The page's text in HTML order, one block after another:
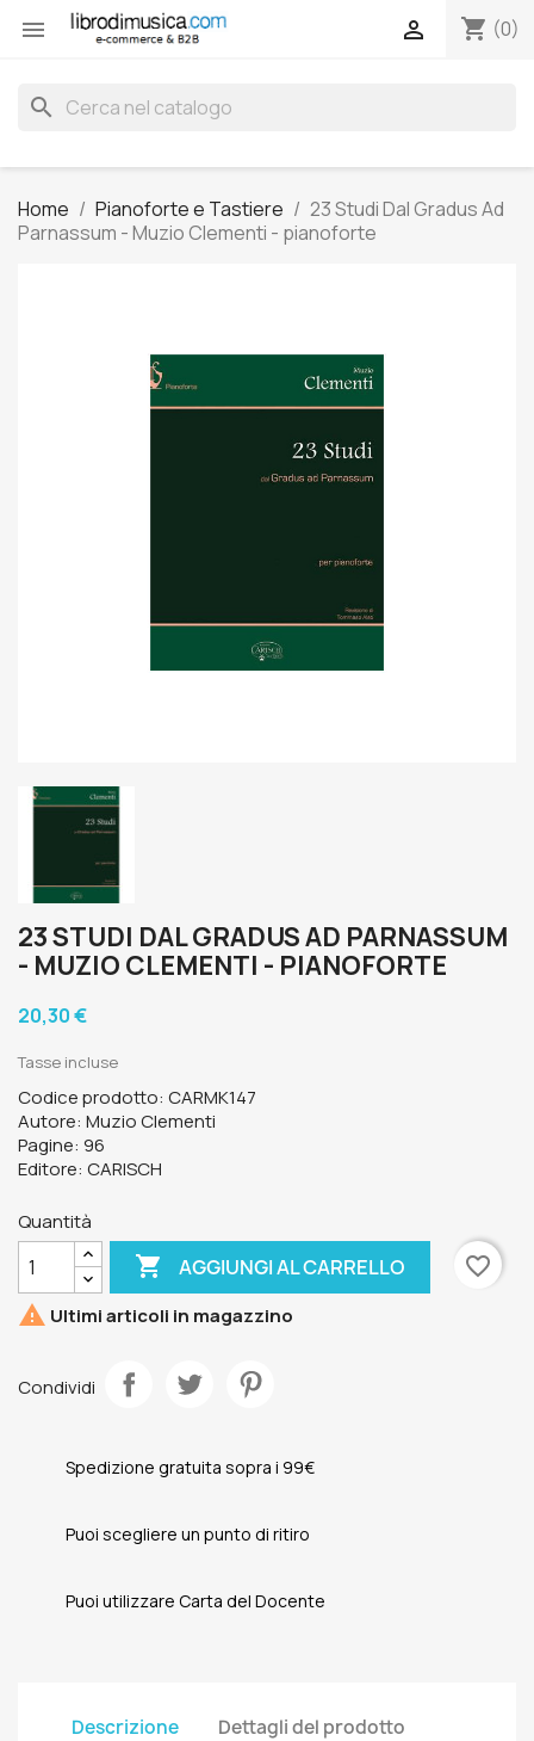
 shopping_cart (0)

search
Home Pianoforte e Tastiere
23 Studi Dal Gradus Ad
Parnassum - Muzio Clementi - pianoforte
23 STUDI DAL GRADUS AD PARNASSUM
- MUZIO CLEMENTI - PIANOFORTE
20,30 €
Tasse incluse
Codice prodotto: CARMK147
Autore: Muzio Clementi
Pagine: 96
Editore: CARISCH
Quantità
 AGGIUNGI AL CARRELLO
favorite_border
 Ultimi articoli in magazzino
Condividi
Spedizione gratuita sopra i 99€
Puoi scegliere un punto di ritiro
Puoi utilizzare Carta del Docente
Descrizione Dettagli del prodotto